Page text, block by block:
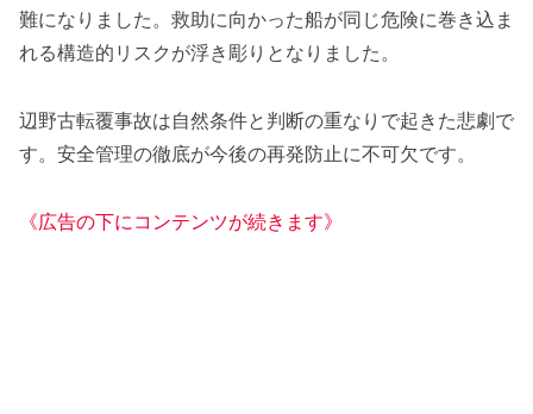
難になりました。救助に向かった船が同じ危険に巻き込ま
れる構造的リスクが浮き彫りとなりました。
辺野古転覆事故は自然条件と判断の重なりで起きた悲劇で
す。安全管理の徹底が今後の再発防止に不可欠です。
《広告の下にコンテンツが続きます》